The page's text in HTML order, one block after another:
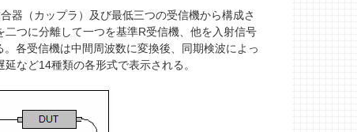
器（カップラ）及び最低三つの受信機から構成さ
つに分離して一つを基準R受信機、他を入射信号
各受信機は中間周波数に変換後、同期検波によっ
など14種類の各形式で表示される。